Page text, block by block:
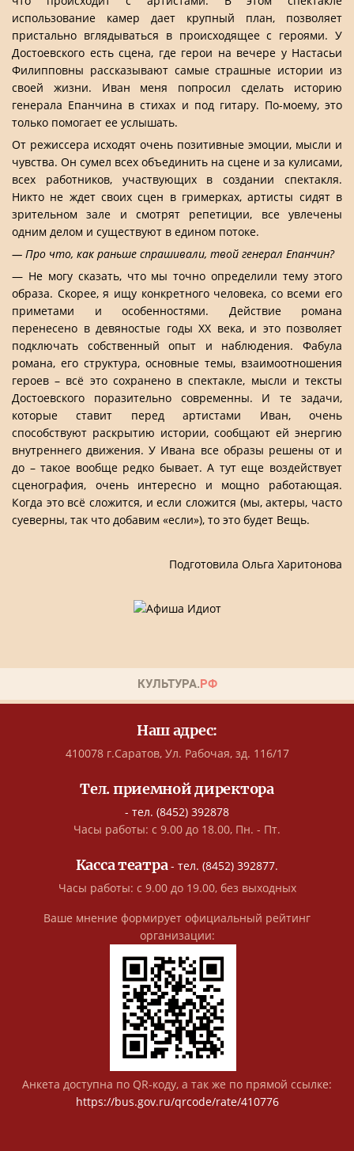
использование камер дает крупный план, позволяет
пристально вглядываться в происходящее с героями. У
Достоевского есть сцена, где герои на вечере у Настасьи
Филипповны рассказывают самые страшные истории из
своей жизни. Иван меня попросил сделать историю
генерала Епанчина в стихах и под гитару. По-моему, это
только помогает ее услышать.
От режиссера исходят очень позитивные эмоции, мысли и
чувства. Он сумел всех объединить на сцене и за кулисами,
всех работников, участвующих в создании спектакля.
Никто не ждет своих сцен в гримерках, артисты сидят в
зрительном зале и смотрят репетиции, все увлечены
одним делом и существуют в едином потоке.
— Про что, как раньше спрашивали, твой генерал Епанчин?
— Не могу сказать, что мы точно определили тему этого
образа. Скорее, я ищу конкретного человека, со всеми его
приметами и особенностями. Действие романа
перенесено в девяностые годы ХХ века, и это позволяет
подключать собственный опыт и наблюдения. Фабула
романа, его структура, основные темы, взаимоотношения
героев – всё это сохранено в спектакле, мысли и тексты
Достоевского поразительно современны. И те задачи,
которые ставит перед артистами Иван, очень
способствуют раскрытию истории, сообщают ей энергию
внутреннего движения. У Ивана все образы решены от и
до – такое вообще редко бывает. А тут еще воздействует
сценография, очень интересно и мощно работающая.
Когда это всё сложится, и если сложится (мы, актеры, часто
суеверны, так что добавим «если»), то это будет Вещь.
Подготовила Ольга Харитонова
Наш адрес:
410078 г.Саратов, Ул. Рабочая, зд. 116/17
Тел. приемной директора
- тел. (8452) 392878
Часы работы: с 9.00 до 18.00, Пн. - Пт.
Касса театра- тел. (8452) 392877.
Часы работы: с 9.00 до 19.00, без выходных
Ваше мнение формирует официальный рейтинг
организации:
Анкета доступна по QR-коду, а так же по прямой ссылке:
https://bus.gov.ru/qrcode/rate/410776